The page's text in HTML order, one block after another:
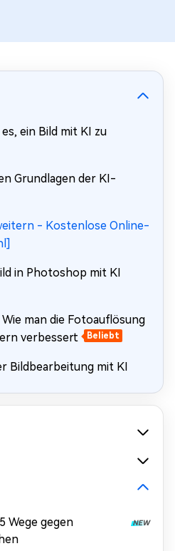
ein Bild mit KI zu
Grundlagen der KI-
- Kostenlose Online-
in Photoshop mit KI
man die Fotoauflösung
verbessert
Beliebt
Bildbearbeitung mit KI
Wege gegen